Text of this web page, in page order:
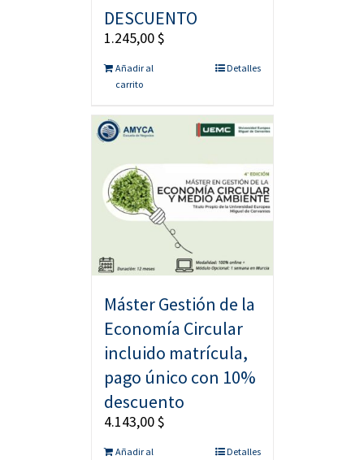
DESCUENTO
1.245,00$
Añadir al
carrito
Detalles
Máster Gestión de la
Economía Circular
incluido matrícula,
pago único con 10%
descuento
4.143,00$
Añadir al
Detalles